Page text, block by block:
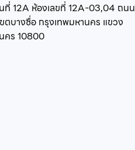
ที่ 12A ห้องเลขที่ 12A-03,04 ถนน
บางซื่อ กรุงเทพมหานคร แขวง
คร 10800